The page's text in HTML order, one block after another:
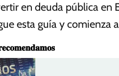
en deuda pública en
esta guía y